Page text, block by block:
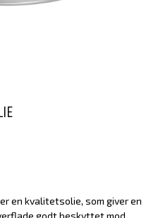
en kvalitetsolie, som giver en